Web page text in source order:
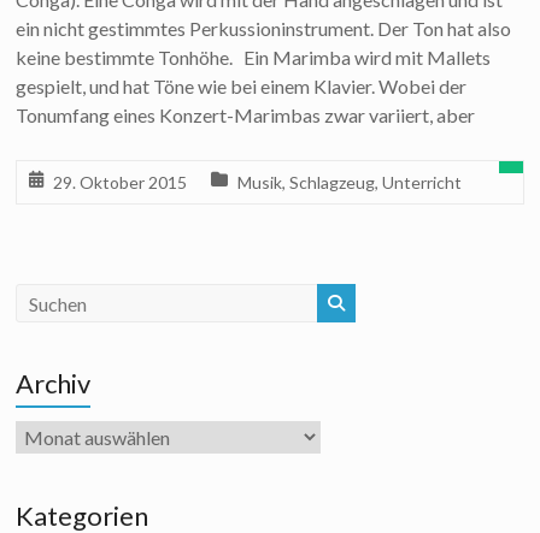
ein nicht gestimmtes Perkussioninstrument. Der Ton hat also
keine bestimmte Tonhöhe. Ein Marimba wird mit Mallets
gespielt, und hat Töne wie bei einem Klavier. Wobei der
Tonumfang eines Konzert-Marimbas zwar variiert, aber
29. Oktober 2015 Musik,Schlagzeug,Unterricht
Archiv
Archiv
Kategorien